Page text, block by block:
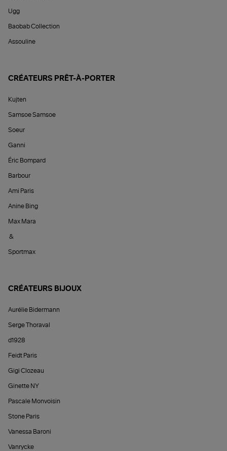
Ugg
Baobab Collection
Assouline
CRÉATEURS PRÊT-À-PORTER
Kujten
Samsoe Samsoe
Soeur
Ganni
Éric Bompard
Barbour
Ami Paris
Anine Bing
Max Mara
&
Sportmax
CRÉATEURS BIJOUX
Aurélie Bidermann
Serge Thoraval
d1928
Feidt Paris
Gigi Clozeau
Ginette NY
Pascale Monvoisin
Stone Paris
Vanessa Baroni
Vanrycke